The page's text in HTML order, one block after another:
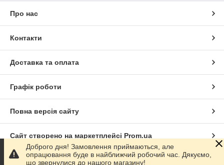
Про нас
Контакти
Доставка та оплата
Графік роботи
Повна версія сайту
Сайт створено на маркетплейсі Prom.ua
Політика конфіденційності
Доброго дня! Замовлення приймаються, але
опрацювання буде в найближчий робочий час. Дякуємо,
що звернулися до нашого магазину!